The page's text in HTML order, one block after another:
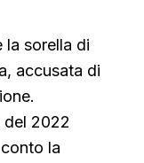
la sorella di
accusata di
del 2022
la